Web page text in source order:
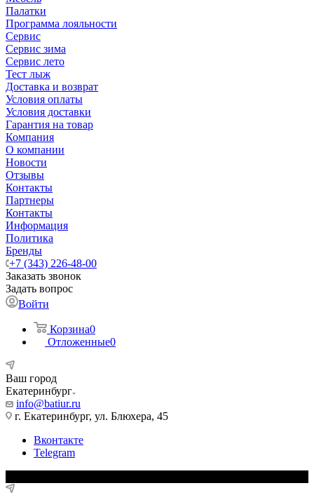
Палатки
Программа лояльности
Сервис
Сервис зима
Сервис лето
Тест лыж
Доставка и возврат
Условия оплаты
Условия доставки
Гарантия на товар
Компания
О компании
Новости
Отзывы
Контакты
Партнеры
Контакты
Информация
Политика
Бренды
+7 (343) 226-48-00
Заказать звонок
Задать вопрос
Войти
Корзина0
Отложенные0
Ваш город
Екатеринбург
info@batiur.ru
г. Екатеринбург, ул. Блюхера, 45
Вконтакте
Telegram